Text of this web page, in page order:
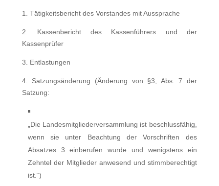
1. Tätigkeitsbericht des Vorstandes mit Aussprache
2. Kassenbericht des Kassenführers und der
Kassenprüfer
3. Entlastungen
4. Satzungsänderung (Änderung von §3, Abs. 7 der
Satzung:
„Die Landesmitgliederversammlung ist beschlussfähig,
wenn sie unter Beachtung der Vorschriften des
Absatzes 3 einberufen wurde und wenigstens ein
Zehntel der Mitglieder anwesend und stimmberechtigt
ist.“)